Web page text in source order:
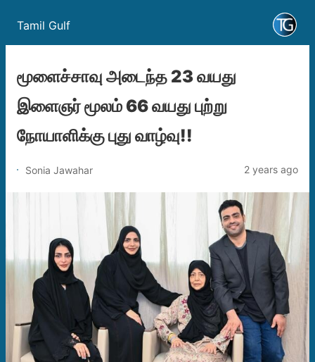
Tamil Gulf
மூளைச்சாவு அடைந்த 23 வயது
இளைஞர் மூலம் 66 வயது புற்று
நோயாளிக்கு புது வாழ்வு!!
Sonia Jawahar 2 years ago